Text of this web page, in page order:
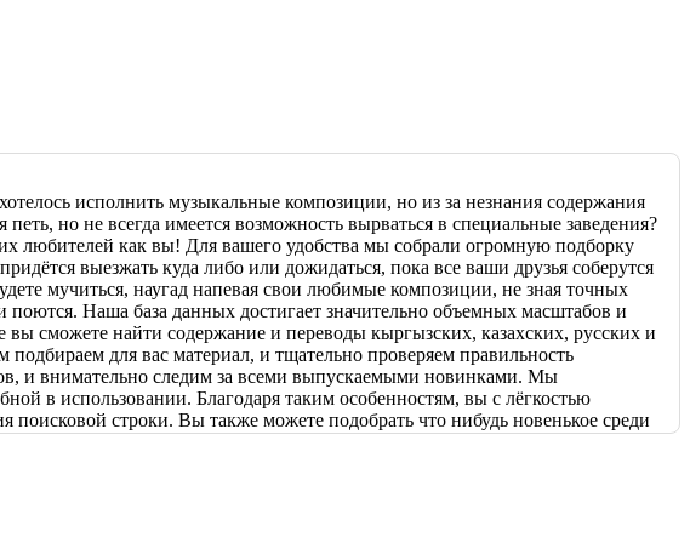
исполнить музыкальные композиции, но из за незнания содержания
но не всегда имеется возможность вырваться в специальные заведения?
любителей как вы! Для вашего удобства мы собрали огромную подборку
выезжать куда либо или дожидаться, пока все ваши друзья соберутся
мучиться, наугад напевая свои любимые композиции, не зная точных
Наша база данных достигает значительно объемных масштабов и
сможете найти содержание и переводы кыргызских, казахских, русских и
для вас материал, и тщательно проверяем правильность
и внимательно следим за всеми выпускаемыми новинками. Мы
в использовании. Благодаря таким особенностям, вы с лёгкостью
строки. Вы также можете подобрать что нибудь новенькое среди
либо неполадки во время пользования нашей платформой, вы всегда
ваше обращение и в кратчайшие сроки исправит все неудобства.